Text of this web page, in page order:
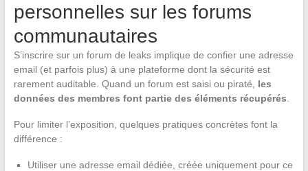
personnelles sur les forums
communautaires
S’inscrire sur un forum de leaks implique de confier une adresse
email (et parfois plus) à une plateforme dont la sécurité est
rarement auditable. Quand un forum est saisi ou piraté, les
données des membres font partie des éléments récupérés
Pour limiter l’exposition, quelques pratiques concrètes font la
différence :
Utiliser une adresse email dédiée, créée uniquement pour ce